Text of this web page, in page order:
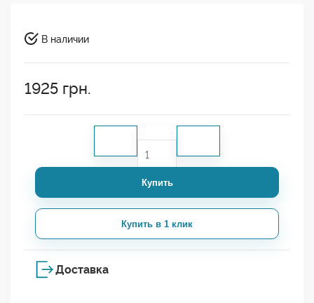
В наличии
1925 грн.
Купить
Купить в 1 клик
Доставка